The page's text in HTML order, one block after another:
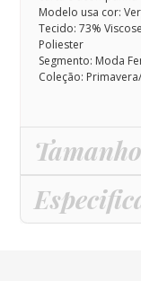
Modelo usa cor:
Tecido: 73%
Poliester
Segmento: Moda
Coleção: